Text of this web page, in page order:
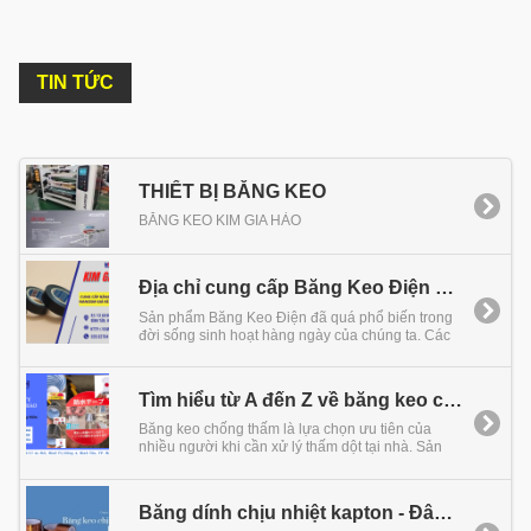
TIN TỨC
THIẾT BỊ BĂNG KEO
BĂNG KEO KIM GIA HÀO
Địa chỉ cung cấp Băng Keo Điện NANO5M giá rẻ tại TPHCM
Sản phẩm Băng Keo Điện đã quá phổ biến trong
đời sống sinh hoạt hàng ngày của chúng ta. Các
bị nứt vỡ gây nguy hiểm cho con người đều được
xử lý nhanh gọn với sản phẩm Băng Keo Điện.
Vậy bạn đã tìm được địa chỉ cung cấp Băng Keo
Điện Nano5m giá rẻ tại TPHCM chưa? Hãy cùng
tìm hiểu chi tiết qua bài viết này của Kim Gia Hào
Tìm hiểu từ A đến Z về băng keo chống thấm
Băng keo chống thấm là lựa chọn ưu tiên của
nhiều người khi cần xử lý thấm dột tại nhà. Sản
quả, giá thành rẻ lại dễ sử dụng. Vậy băng dính
chống thấm là gì? Công dụng ra sao? Băng dính
chống thấm loại nào tốt? Những thắc mắc này sẽ
Băng dính chịu nhiệt kapton - Đâu là địa chỉ cung cấp uy tín tại HCM?